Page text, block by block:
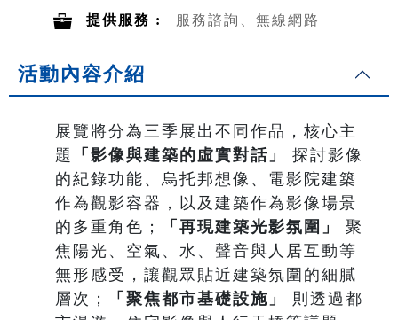
提供服務 : 服務諮詢、無線網路
活動內容介紹
展覽將分為三季展出不同作品，核心主
題
「影像與建築的虛實對話」
探討影像
的紀錄功能、烏托邦想像、電影院建築
作為觀影容器，以及建築作為影像場景
的多重角色；
「再現建築光影氛圍」
聚
焦陽光、空氣、水、聲音與人居互動等
無形感受，讓觀眾貼近建築氛圍的細膩
層次；
「聚焦都市基礎設施」
則透過都